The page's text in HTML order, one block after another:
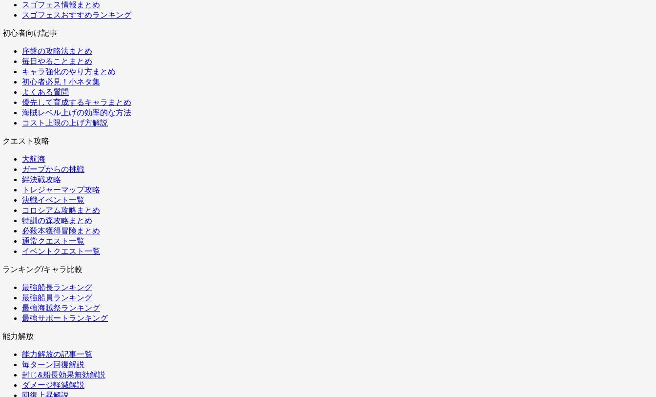
スゴフェス情報まとめ
スゴフェスおすすめランキング
初心者向け記事
序盤の攻略法まとめ
毎日やることまとめ
キャラ強化のやり方まとめ
初心者必見！小ネタ集
よくある質問
優先して育成するキャラまとめ
海賊レベル上げの効率的な方法
コスト上限の上げ方解説
クエスト攻略
大航海
ガープからの挑戦
絆決戦攻略
トレジャーマップ攻略
決戦イベント一覧
コロシアム攻略まとめ
特訓の森攻略まとめ
必殺本獲得冒険まとめ
通常クエスト一覧
イベントクエスト一覧
ランキング/キャラ比較
最強船長ランキング
最強船員ランキング
最強海賊祭ランキング
最強サポートランキング
能力解放
能力解放の記事一覧
毎ターン回復解説
封じ&船長効果無効解説
ダメージ軽減解説
回復上昇解説